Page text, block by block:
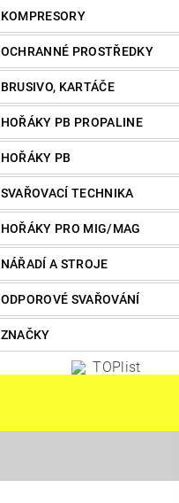
KOMPRESORY
OCHRANNÉ PROSTŘEDKY
BRUSIVO, KARTÁČE
HOŘÁKY PB PROPALINE
HOŘÁKY PB
SVAŘOVACÍ TECHNIKA
HOŘÁKY PRO MIG/MAG
NÁŘADÍ A STROJE
ODPOROVÉ SVAŘOVÁNÍ
ZNAČKY